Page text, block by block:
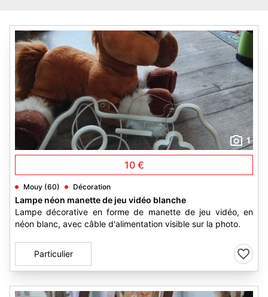
1
10 €
Mouy (60) Décoration
Lampe néon manette de jeu vidéo blanche
Lampe décorative en forme de manette de jeu vidéo, en
néon blanc, avec câble d'alimentation visible sur la photo.
Particulier